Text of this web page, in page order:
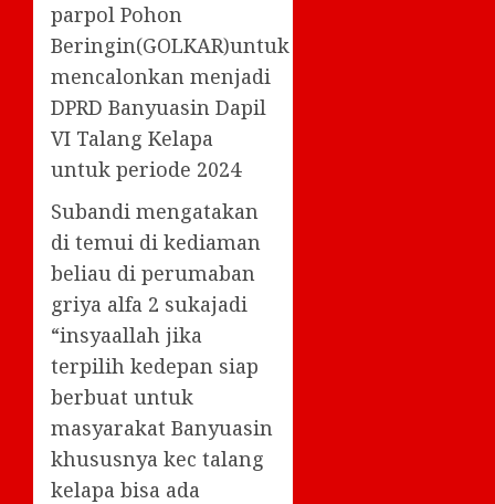
parpol Pohon
Beringin(GOLKAR)untuk
mencalonkan menjadi
DPRD Banyuasin Dapil
VI Talang Kelapa
untuk periode 2024
Subandi mengatakan
di temui di kediaman
beliau di perumaban
griya alfa 2 sukajadi
“insyaallah jika
terpilih kedepan siap
berbuat untuk
masyarakat Banyuasin
khususnya kec talang
kelapa bisa ada